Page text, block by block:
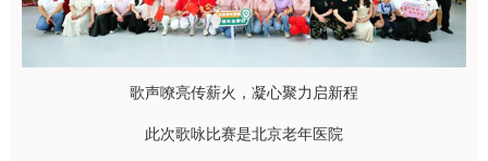
歌声嘹亮传薪火，凝心聚力启新程
此次歌咏比赛是北京老年医院